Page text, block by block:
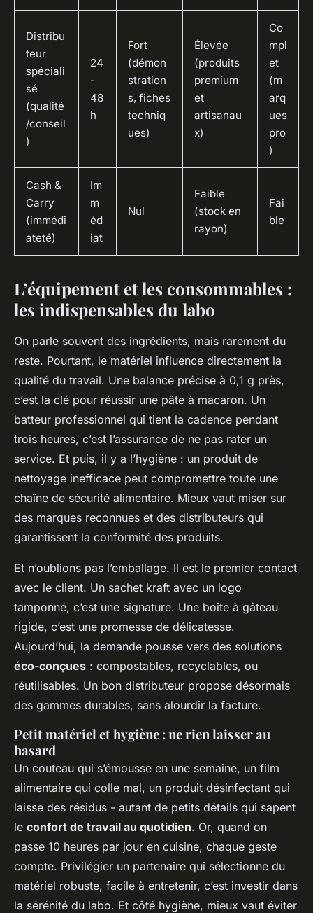
Distribu
teur
spéciali
sé
(qualité
/conseil
)
24
-
48
h
Fort
(démon
stration
s, fiches
techniq
ues)
Élevée
(produits
premium
et
artisanau
x)
Co
mpl
et
(m
arq
ues
pro
)
Cash &
Carry
(immédi
ateté)
Im
m
éd
iat
Nul
Faible
(stock en
rayon)
Fai
ble
L’équipement et les consommables :
les indispensables du labo
On parle souvent des ingrédients, mais rarement du
reste. Pourtant, le matériel influence directement la
qualité du travail. Une balance précise à 0,1 g près,
c’est la clé pour réussir une pâte à macaron. Un
batteur professionnel qui tient la cadence pendant
trois heures, c’est l’assurance de ne pas rater un
service. Et puis, il y a l’hygiène : un produit de
nettoyage inefficace peut compromettre toute une
chaîne de sécurité alimentaire. Mieux vaut miser sur
des marques reconnues et des distributeurs qui
garantissent la conformité des produits.
Et n’oublions pas l’emballage. Il est le premier contact
avec le client. Un sachet kraft avec un logo
tamponné, c’est une signature. Une boîte à gâteau
rigide, c’est une promesse de délicatesse.
Aujourd’hui, la demande pousse vers des solutions
éco-conçues : compostables, recyclables, ou
réutilisables. Un bon distributeur propose désormais
des gammes durables, sans alourdir la facture.
Petit matériel et hygiène : ne rien laisser au
hasard
Un couteau qui s’émousse en une semaine, un film
alimentaire qui colle mal, un produit désinfectant qui
laisse des résidus - autant de petits détails qui sapent
le confort de travail au quotidien. Or, quand on
passe 10 heures par jour en cuisine, chaque geste
compte. Privilégier un partenaire qui sélectionne du
matériel robuste, facile à entretenir, c’est investir dans
la sérénité du labo. Et côté hygiène, mieux vaut éviter